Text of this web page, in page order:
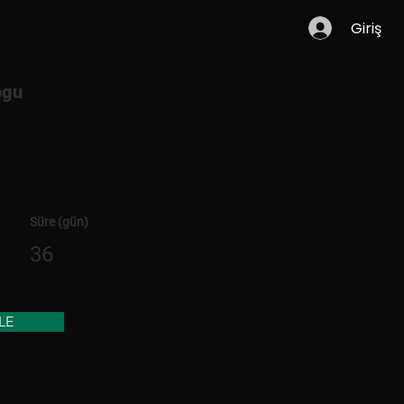
Giriş
Süre (gün)
36